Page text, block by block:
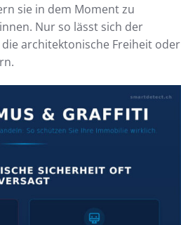
sie in dem Moment zu
Nur so lässt sich der
architektonische Freiheit oder